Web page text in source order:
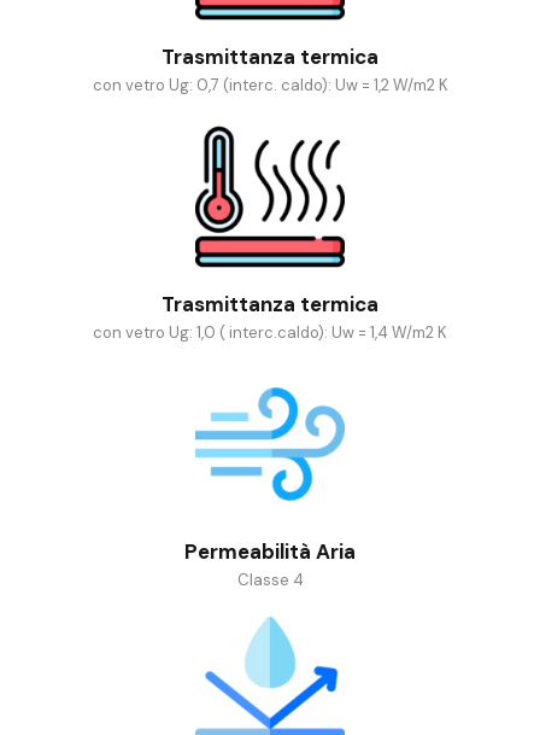
Trasmittanza termica
con vetro Ug: 0,7 (interc. caldo): Uw = 1,2 W/m2 K
Trasmittanza termica
con vetro Ug: 1,0 ( interc.caldo): Uw = 1,4 W/m2 K
Permeabilità Aria
Classe 4